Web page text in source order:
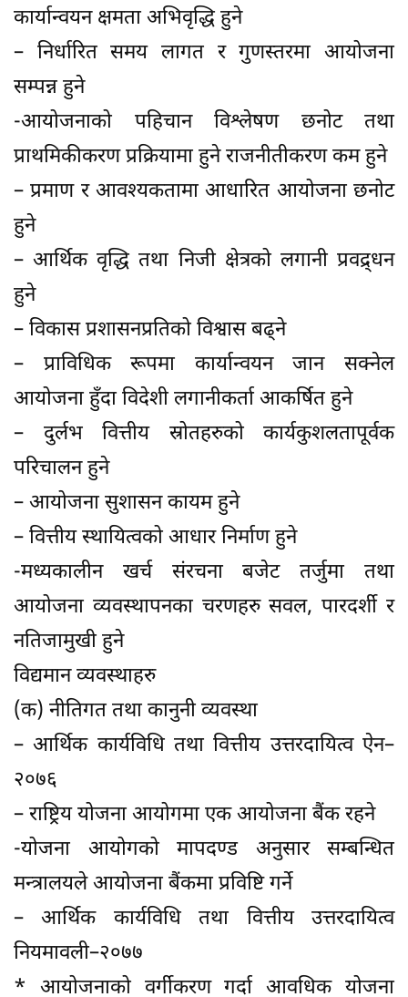
कार्यान्वयन क्षमता अभिवृद्धि हुने
– निर्धारित समय लागत र गुणस्तरमा आयोजना
सम्पन्न हुने
-आयोजनाको पहिचान विश्लेषण छनोट तथा
प्राथमिकीकरण प्रक्रियामा हुने राजनीतीकरण कम हुने
– प्रमाण र आवश्यकतामा आधारित आयोजना छनोट
हुने
– आर्थिक वृद्धि तथा निजी क्षेत्रको लगानी प्रवद्र्धन
हुने
– विकास प्रशासनप्रतिको विश्वास बढ्ने
– प्राविधिक रूपमा कार्यान्वयन जान सक्नेल
आयोजना हुँदा विदेशी लगानीकर्ता आकर्षित हुने
– दुर्लभ वित्तीय स्रोतहरुको कार्यकुशलतापूर्वक
परिचालन हुने
– आयोजना सुशासन कायम हुने
– वित्तीय स्थायित्वको आधार निर्माण हुने
-मध्यकालीन खर्च संरचना बजेट तर्जुमा तथा
आयोजना व्यवस्थापनका चरणहरु सवल, पारदर्शी र
नतिजामुखी हुने
विद्यमान व्यवस्थाहरु
(क) नीतिगत तथा कानुनी व्यवस्था
– आर्थिक कार्यविधि तथा वित्तीय उत्तरदायित्व ऐन–
२०७६
– राष्ट्रिय योजना आयोगमा एक आयोजना बैंक रहने
-योजना आयोगको मापदण्ड अनुसार सम्बन्धित
मन्त्रालयले आयोजना बैंकमा प्रविष्टि गर्ने
– आर्थिक कार्यविधि तथा वित्तीय उत्तरदायित्व
नियमावली–२०७७
* आयोजनाको वर्गीकरण गर्दा आवधिक योजना